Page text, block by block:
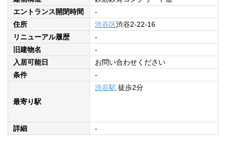
エントランス開閉時間
-
住所
渋谷区渋谷2-22-16
リニューアル履歴
-
旧建物名
-
入居可能日
お問い合わせください
条件
-
最寄り駅
渋谷駅 徒歩2分
詳細 -